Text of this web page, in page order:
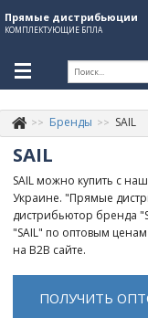
Прямые дистрибьюции
КОМПЛЕКТУЮЩИЕ БПЛА
+380507774092
Информация о
About Company
Обзоры
Категории
Бренды SAIL
SAIL
SAIL можно купить с
Украине. "Прямые
дистрибьютор бренда
"SAIL" по оптовым
на B2B сайте.
ПОЛУЧИТЬ